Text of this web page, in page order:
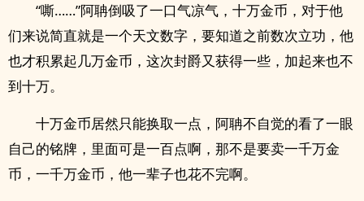
“嘶……”阿聃倒吸了一口气凉气，十万金币，对于他
们来说简直就是一个天文数字，要知道之前数次立功，他
也才积累起几万金币，这次封爵又获得一些，加起来也不
到十万。
十万金币居然只能换取一点，阿聃不自觉的看了一眼
自己的铭牌，里面可是一百点啊，那不是要卖一千万金
币，一千万金币，他一辈子也花不完啊。